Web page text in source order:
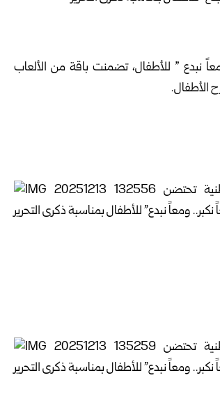
نبدع ” للأطفال، تضمنت باقة من الألعاب
الأطفال.